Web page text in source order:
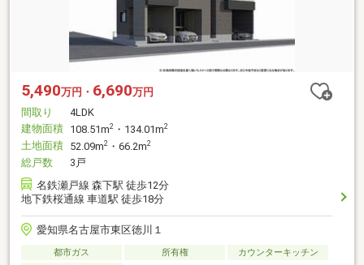
5,490万円・ 6,690万円
間取り
4LDK
建物面積 108.51m2 ・134.01m2
土地面積 52.09m2 ・66.2m2
総戸数
3戸
名鉄瀬戸線 森下駅 徒歩12分
地下鉄桜通線 車道駅 徒歩18分
愛知県名古屋市東区徳川１
都市ガス 所有権
カウンターキッチン